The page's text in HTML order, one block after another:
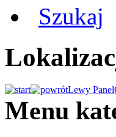
Szukaj
Lewy Panel
Menu